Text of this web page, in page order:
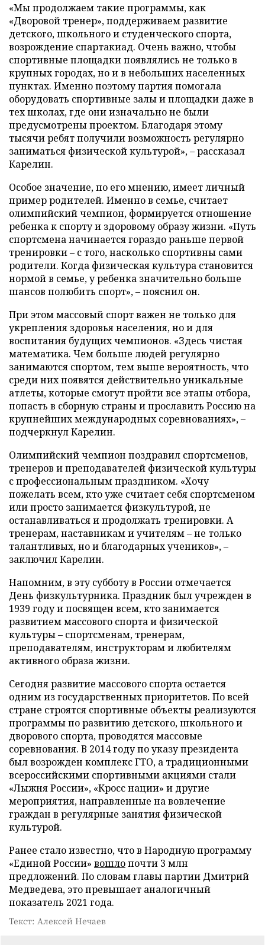
«Мы продолжаем такие программы, как
«Дворовой тренер», поддерживаем развитие
детского, школьного и студенческого спорта,
возрождение спартакиад. Очень важно, чтобы
спортивные площадки появлялись не только в
крупных городах, но и в небольших населенных
пунктах. Именно поэтому партия помогала
оборудовать спортивные залы и площадки даже в
тех школах, где они изначально не были
предусмотрены проектом. Благодаря этому
тысячи ребят получили возможность регулярно
заниматься физической культурой», – рассказал
Карелин.
Особое значение, по его мнению, имеет личный
пример родителей. Именно в семье, считает
олимпийский чемпион, формируется отношение
ребенка к спорту и здоровому образу жизни. «Путь
спортсмена начинается гораздо раньше первой
тренировки – с того, насколько спортивны сами
родители. Когда физическая культура становится
нормой в семье, у ребенка значительно больше
шансов полюбить спорт», – пояснил он.
При этом массовый спорт важен не только для
укрепления здоровья населения, но и для
воспитания будущих чемпионов. «Здесь чистая
математика. Чем больше людей регулярно
занимаются спортом, тем выше вероятность, что
среди них появятся действительно уникальные
атлеты, которые смогут пройти все этапы отбора,
попасть в сборную страны и прославить Россию на
крупнейших международных соревнованиях», –
подчеркнул Карелин.
Олимпийский чемпион поздравил спортсменов,
тренеров и преподавателей физической культуры
с профессиональным праздником. «Хочу
пожелать всем, кто уже считает себя спортсменом
или просто занимается физкультурой, не
останавливаться и продолжать тренировки. А
тренерам, наставникам и учителям – не только
талантливых, но и благодарных учеников», –
заключил Карелин.
Напомним, в эту субботу в России отмечается
День физкультурника. Праздник был учрежден в
1939 году и посвящен всем, кто занимается
развитием массового спорта и физической
культуры – спортсменам, тренерам,
преподавателям, инструкторам и любителям
активного образа жизни.
Сегодня развитие массового спорта остается
одним из государственных приоритетов. По всей
стране строятся спортивные объекты реализуются
программы по развитию детского, школьного и
дворового спорта, проводятся массовые
соревнования. В 2014 году по указу президента
был возрожден комплекс ГТО, а традиционными
всероссийскими спортивными акциями стали
«Лыжня России», «Кросс нации» и другие
мероприятия, направленные на вовлечение
граждан в регулярные занятия физической
культурой.
Ранее стало известно, что в Народную программу
«Единой России» вошлопочти 3 млн
предложений. По словам главы партии Дмитрий
Медведева, это превышает аналогичный
показатель 2021 года.
Текст: Алексей Нечаев